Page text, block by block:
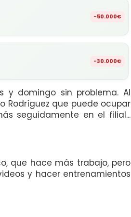
-50.000€
-30.000€
y domingo sin problema. Al
Rodríguez que puede ocupar
seguidamente en el filial...
que hace más trabajo, pero
y hacer entrenamientos